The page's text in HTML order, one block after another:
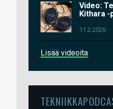
Video:
Kithara
11.2.2026
Lisää videoita